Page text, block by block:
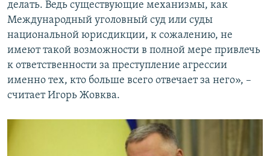
делать. Ведь существующие механизмы, как
Международный уголовный суд или суды
национальной юрисдикции, к сожалению, не
имеют такой возможности в полной мере привлечь
к ответственности за преступление агрессии
именно тех, кто больше всего отвечает за него», –
считает Игорь Жовква.